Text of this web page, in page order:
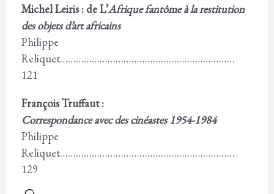
Michel Leiris : de L’Afrique fantôme à la restitution
des objets d’art africains
Philippe
Reliquet…………………………………………………………
121
François Truffaut :
Correspondance avec des cinéastes 1954-1984
Philippe
Reliquet…………………………………………………………
129